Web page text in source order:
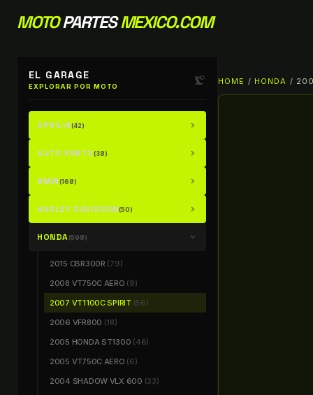
MOTOPARTESMEXICO.COM
EL GARAGE
EXPLORAR POR MOTO precision_manufacturing
APRILIA(42) chevron_right
AUTO PARTS(38) chevron_right
BMW(168) chevron_right
HARLEY DAVIDSON(50) chevron_right
HONDA(598) chevron_right
2015 CBR300R (79)
2008 VT750C AERO (9)
2007 VT1100C SPIRIT (56)
2006 VFR800 (18)
2005 HONDA ST1300 (46)
2005 VT750C AERO (6)
2004 SHADOW VLX 600 (33)
HOME / HONDA /